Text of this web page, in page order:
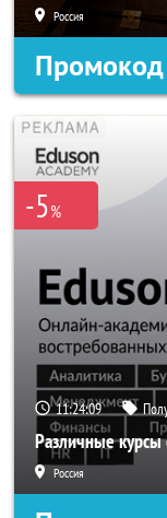
Россия
Промокод
-5%
11:24:06
Различные
Россия